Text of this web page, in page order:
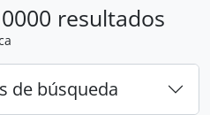
resultados
de búsqueda